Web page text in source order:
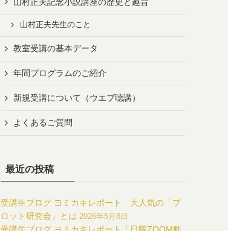
山村正夫先生のこと
教室受講の基本データ
年間プログラムのご紹介
新規受講について（ウエブ聴講）
よくあるご質問
最近の投稿
受講生ブログ ヨミカキレポート 大人気の「プ
ロット研究会」とは 2026年5月8日